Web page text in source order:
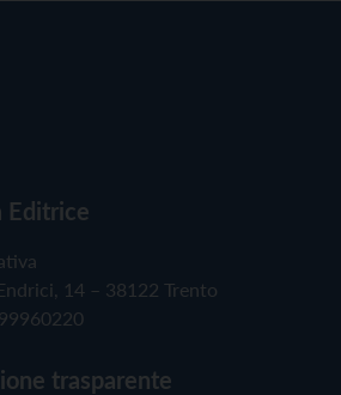
Editrice
14 – 38122 Trento
trasparente